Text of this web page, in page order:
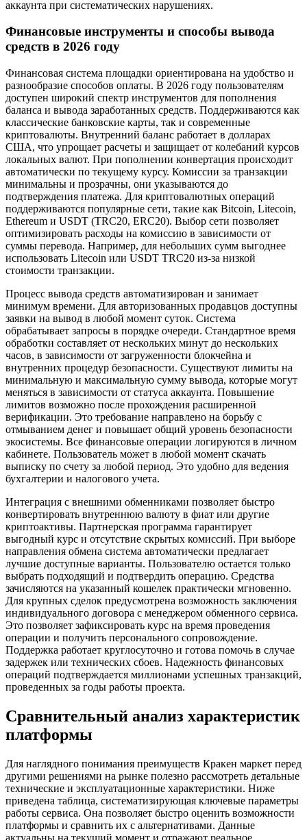
аккаунта при систематических нарушениях.
Финансовые инструменты и способы вывода
средств в 2026 году
Финансовая система площадки ориентирована на удобство и
разнообразие способов оплаты. В 2026 году пользователям
доступен широкий спектр инструментов для пополнения
баланса и вывода заработанных средств. Поддерживаются как
классические банковские карты, так и современные
криптовалюты. Внутренний баланс работает в долларах
США, что упрощает расчеты и защищает от колебаний курсов
локальных валют. При пополнении конвертация происходит
автоматически по текущему курсу. Комиссии за транзакции
минимальны и прозрачны, они указываются до
подтверждения платежа. Для криптовалютных операций
поддерживаются популярные сети, такие как Bitcoin, Litecoin,
Ethereum и USDT (TRC20, ERC20). Выбор сети позволяет
оптимизировать расходы на комиссию в зависимости от
суммы перевода. Например, для небольших сумм выгоднее
использовать Litecoin или USDT TRC20 из-за низкой
стоимости транзакции.
Процесс вывода средств автоматизирован и занимает
минимум времени. Для авторизованных продавцов доступны
заявки на вывод в любой момент суток. Система
обрабатывает запросы в порядке очереди. Стандартное время
обработки составляет от нескольких минут до нескольких
часов, в зависимости от загруженности блокчейна и
внутренних процедур безопасности. Существуют лимиты на
минимальную и максимальную сумму вывода, которые могут
меняться в зависимости от статуса аккаунта. Повышение
лимитов возможно после прохождения расширенной
верификации. Это требование направлено на борьбу с
отмыванием денег и повышает общий уровень безопасности
экосистемы. Все финансовые операции логируются в личном
кабинете. Пользователь может в любой момент скачать
выписку по счету за любой период. Это удобно для ведения
бухгалтерии и налогового учета.
Интеграция с внешними обменниками позволяет быстро
конвертировать внутреннюю валюту в фиат или другие
криптоактивы. Партнерская программа гарантирует
выгодный курс и отсутствие скрытых комиссий. При выборе
направления обмена система автоматически предлагает
лучшие доступные варианты. Пользователю остается только
выбрать подходящий и подтвердить операцию. Средства
зачисляются на указанный кошелек практически мгновенно.
Для крупных сделок предусмотрена возможность заключения
индивидуального договора с менеджером обменного сервиса.
Это позволяет зафиксировать курс на время проведения
операции и получить персонального сопровождение.
Поддержка работает круглосуточно и готова помочь в случае
задержек или технических сбоев. Надежность финансовых
операций подтверждается миллионами успешных транзакций,
проведенных за годы работы проекта.
Сравнительный анализ характеристик
платформы
Для наглядного понимания преимуществ Кракен маркет перед
другими решениями на рынке полезно рассмотреть детальные
технические и эксплуатационные характеристики. Ниже
приведена таблица, систематизирующая ключевые параметры
работы сервиса. Она позволяет быстро оценить возможности
платформы и сравнить их с альтернативами. Данные
актуальны на текущий момент и отражают реальное